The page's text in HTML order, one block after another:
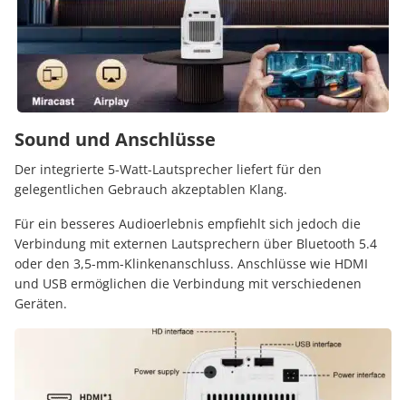
Sound und Anschlüsse
Der integrierte 5-Watt-Lautsprecher liefert für den
gelegentlichen Gebrauch akzeptablen Klang.
Für ein besseres Audioerlebnis empfiehlt sich jedoch die
Verbindung mit externen Lautsprechern über Bluetooth 5.4
oder den 3,5-mm-Klinkenanschluss. Anschlüsse wie HDMI
und USB ermöglichen die Verbindung mit verschiedenen
Geräten.